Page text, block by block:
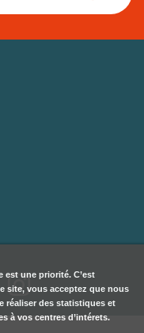
est une priorité. C’est
site, vous acceptez que nous
réaliser des statistiques et
à vos centres d’intérets.